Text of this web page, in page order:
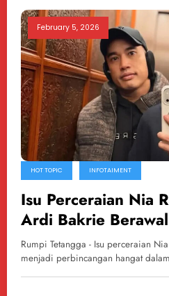
February 5, 2026
HOT TOPIC INFOTAIMENT
Isu Perceraian Nia
Ardi Bakrie
Netizen
Rumpi Tetangga - Isu perceraian
menjadi perbincangan hangat